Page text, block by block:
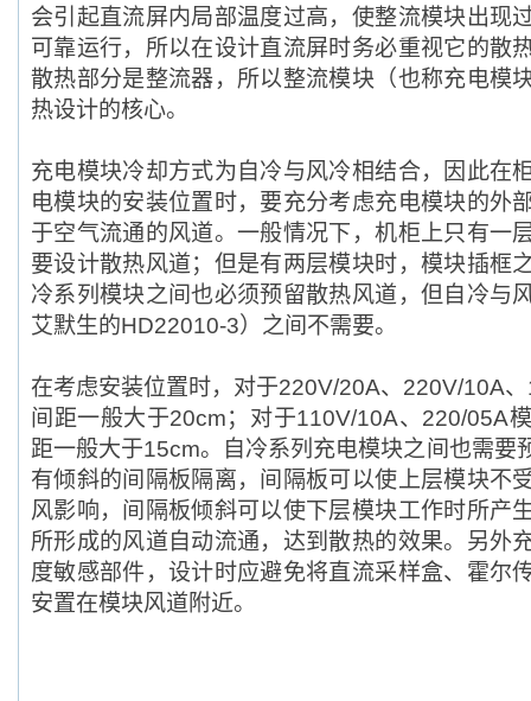
会引起直流屏内局部温度过高，使整流模块出现
可靠运行，所以在设计直流屏时务必重视它的散
散热部分是整流器，所以整流模块（也称充电模
热设计的核心。
充电模块冷却方式为自冷与风冷相结合，因此在
电模块的安装位置时，要充分考虑充电模块的外
于空气流通的风道。一般情况下，机柜上只有一
要设计散热风道；但是有两层模块时，模块插框
冷系列模块之间也必须预留散热风道，但自冷与
艾默生的HD22010-3）之间不需要。
在考虑安装位置时，对于220V/20A、220V/10A
间距一般大于20cm；对于110V/10A、220/05A
距一般大于15cm。自冷系列充电模块之间也需要
有倾斜的间隔板隔离，间隔板可以使上层模块不
风影响，间隔板倾斜可以使下层模块工作时所产
所形成的风道自动流通，达到散热的效果。 另外
度敏感部件，设计时应避免将直流采样盒、霍尔
安置在模块风道附近。